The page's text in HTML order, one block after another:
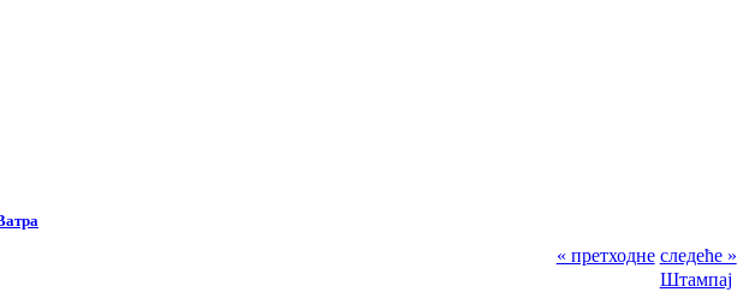
« претходне следеће »
Штампај